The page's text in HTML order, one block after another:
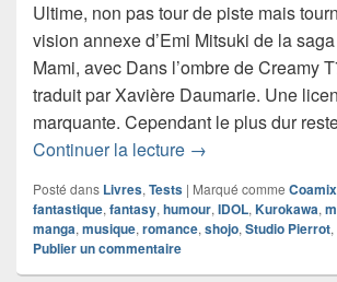
Ultime, non pas tour de piste mais
vision annexe d’Emi Mitsuki de la
Mami, avec Dans l’ombre de Creamy
traduit par Xavière Daumarie. Une
marquante. Cependant le plus dur
Continuer la lecture Chronique manga
→
Posté dans Livres, Tests | Marqué comme Coamix
fantastique, fantasy, humour, IDOL, Kurokawa,
manga, musique, romance, shojo, Studio Pierrot,
Publier un commentaire